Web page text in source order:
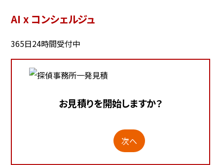
AI x コンシェルジュ
365日24時間受付中
お見積りを開始しますか？
次へ